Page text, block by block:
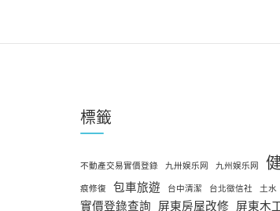
標籤
不動產交易實價登錄 九卅娱乐网 九州娱乐网
痕修復
包車旅遊 台中清潔 台北徵信社 土水
實價登錄查詢 屏東房屋改修 屏東木